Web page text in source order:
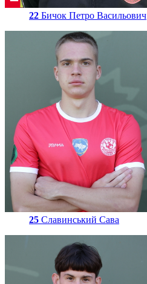
22 Бичок Петро Васильович
25 Славинський Сава